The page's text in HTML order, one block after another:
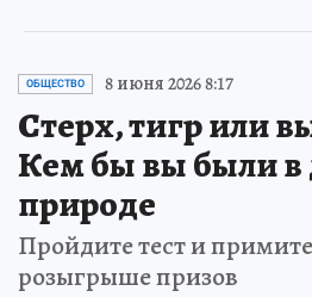
ОБЩЕСТВО 8 июня 2026 8:17
Стерх, тигр или
Кем бы вы были в
природе
Пройдите тест и примите
розыгрыше призов